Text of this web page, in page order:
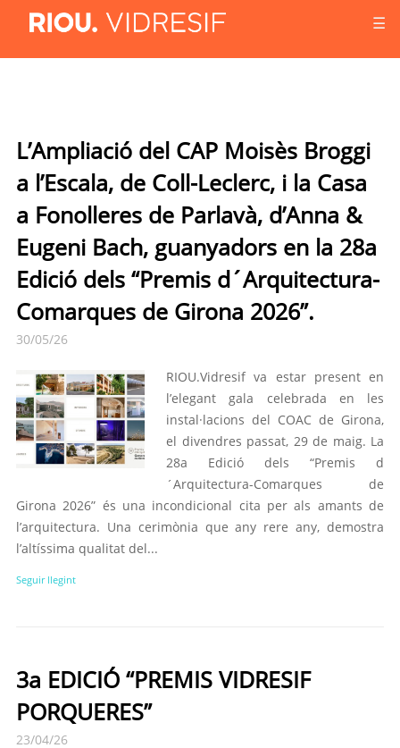
☰
L’Ampliació del CAP Moisès Broggi
a l’Escala, de Coll-Leclerc, i la Casa
a Fonolleres de Parlavà, d’Anna &
Eugeni Bach, guanyadors en la 28a
Edició dels “Premis d´Arquitectura-
Comarques de Girona 2026”.
30/05/26
RIOU.Vidresif va estar present en
l’elegant gala celebrada en les
instal·lacions del COAC de Girona,
el divendres passat, 29 de maig. La
28a Edició dels “Premis d
´Arquitectura-Comarques de
Girona 2026” és una incondicional cita per als amants de
l’arquitectura. Una cerimònia que any rere any, demostra
l’altíssima qualitat del...
Seguir llegint
3a EDICIÓ “PREMIS VIDRESIF
PORQUERES”
23/04/26